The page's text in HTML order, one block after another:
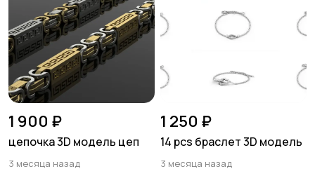
1 900 ₽
цепочка 3D модель цеп
3 месяца назад
1 250 ₽
14 pcs браслет 3D модель
3 месяца назад